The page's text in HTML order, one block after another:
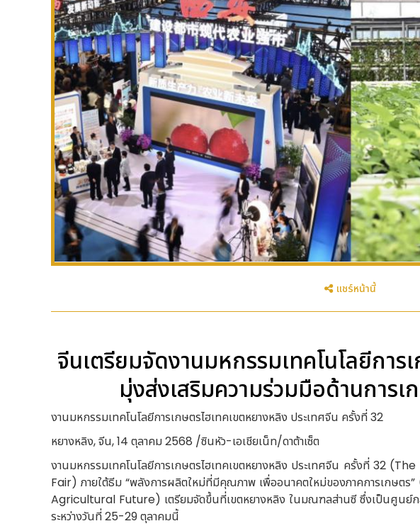
แชร์หน้านี้
จีนเตรียมจัดงานมหกรรมเทคโนโลยีการ
มุ่งส่งเสริมความร่วมมือด้านการเ
งานมหกรรมเทคโนโลยีการเกษตรไฮเทคเขตหยางหลิง ประเทศจีน ครั้งที่ 32
หยางหลิง, จีน, 14 ตุลาคม 2568 /ซินหัว-เอเชียเน็ท/ดาต้าเซ็ต
งานมหกรรมเทคโนโลยีการเกษตรไฮเทคเขตหยางหลิง ประเทศจีน ครั้งที่ 32
Fair) ภายใต้ธีม “พลังการผลิตใหม่ที่มีคุณภาพ เพื่ออนาคตใหม่ของภาคการเก
Agricultural Future) เตรียมจัดขึ้นที่เขตหยางหลิง ในมณฑลส่านซี ซึ่งเป็นศูนย์กล
ระหว่างวันที่ 25-29 ตุลาคมนี้